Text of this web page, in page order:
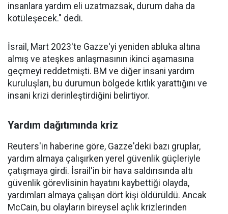
insanlara yardım eli uzatmazsak, durum daha da
kötüleşecek." dedi.
İsrail, Mart 2023'te Gazze'yi yeniden abluka altına
almış ve ateşkes anlaşmasının ikinci aşamasına
geçmeyi reddetmişti. BM ve diğer insani yardım
kuruluşları, bu durumun bölgede kıtlık yarattığını ve
insani krizi derinleştirdiğini belirtiyor.
Yardım dağıtımında kriz
Reuters'in haberine göre, Gazze'deki bazı gruplar,
yardım almaya çalışırken yerel güvenlik güçleriyle
çatışmaya girdi. İsrail'in bir hava saldırısında altı
güvenlik görevlisinin hayatını kaybettiği olayda,
yardımları almaya çalışan dört kişi öldürüldü. Ancak
McCain, bu olayların bireysel açlık krizlerinden